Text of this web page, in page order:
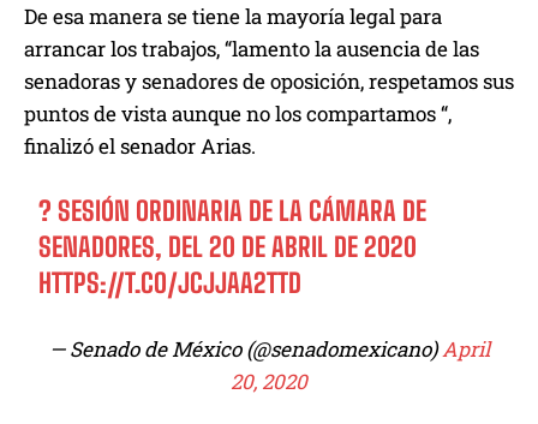
De esa manera se tiene la mayoría legal para
arrancar los trabajos, “lamento la ausencia de las
senadoras y senadores de oposición, respetamos sus
puntos de vista aunque no los compartamos “,
finalizó el senador Arias.
? SESIÓN ORDINARIA DE LA CÁMARA DE
SENADORES, DEL 20 DE ABRIL DE 2020
HTTPS://T.CO/JCJJAA2TTD
— Senado de México (@senadomexicano)April
20, 2020